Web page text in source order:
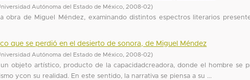
Autónoma del Estado de México 2008-02)
obra de Miguel Méndez, examinando distintos espectros literarios
que se perdió en el desierto de sonora, de Miguel Méndez
Autónoma del Estado de México 2008-02)
objeto artístico, producto de la capacidadcreadora, donde el hombre se
ycon su realidad. En este sentido, la narrativa se piensa a su ...